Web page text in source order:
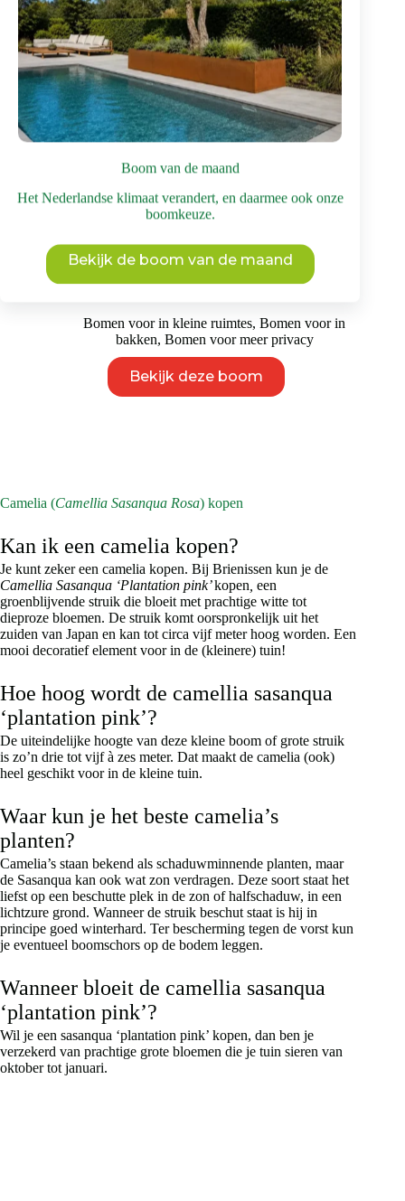
Boom van de maand
Het Nederlandse klimaat verandert, en daarmee ook onze
boomkeuze.
Bekijk de boom van de maand
Rode Japanse roos | Struik
Camelia,Oosterse tuin, Groenblijvende bomen
Bomen voor in kleine ruimtes,Bomen voor in
bakken, Bomen voor meer privacy
Bekijk deze boom
product
heeft
worden
de
productpagina
Camelia (Camellia Sasanqua Rosa) kopen
Kan ik een camelia kopen?
Je kunt zeker een camelia kopen. Bij Brienissen kun je de
Camellia Sasanqua ‘Plantation pink’kopen een
groenblijvende struik die bloeit met prachtige witte tot
dieproze bloemen. De struik komt oorspronkelijk uit het
zuiden van Japan en kan tot circa vijf meter hoog worden. Een
mooi decoratief element voor in de (kleinere) tuin!
Hoe hoog wordt de camellia sasanqua
‘plantation pink’?
De uiteindelijke hoogte van deze kleine boom of grote struik
is zo’n drie tot vijf à zes meter. Dat maakt de camelia (ook)
heel geschikt voor in de kleine tuin.
Waar kun je het beste camelia’s
planten?
Camelia’s staan ​​bekend als schaduwminnende planten, maar
de Sasanqua kan ook wat zon verdragen. Deze soort staat het
liefst op een beschutte plek in de zon of halfschaduw, in een
lichtzure grond. Wanneer de struik beschut staat is hij in
principe goed winterhard. Ter bescherming tegen de vorst kun
je eventueel boomschors op de bodem leggen.
Wanneer bloeit de camellia sasanqua
‘plantation pink’?
Wil je een sasanqua ‘plantation pink’ kopen, dan ben je
verzekerd van prachtige grote bloemen die je tuin sieren van
oktober tot januari.